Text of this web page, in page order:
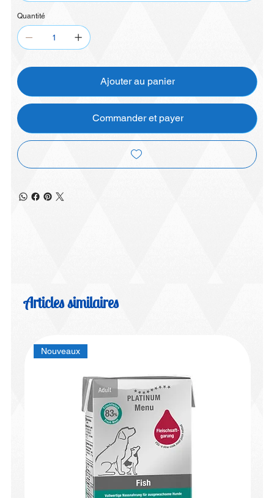
Quantité
Ajouter au panier
Commander et payer
Articles similaires
Nouveaux